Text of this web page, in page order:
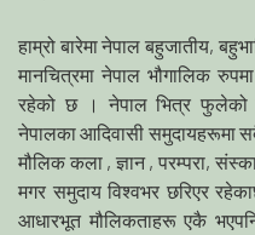
हाम्रो बारेमा नेपाल बहुजातीय,
मानचित्रमा नेपाल भौगालिक
रहेको छ । नेपाल भित्र फुलेको
नेपालका आदिवासी समुदायहरूमा
मौलिक कला , ज्ञान , परम्परा,
मगर समुदाय विश्वभर छरिएर
आधारभूत मौलिकताहरू एकै